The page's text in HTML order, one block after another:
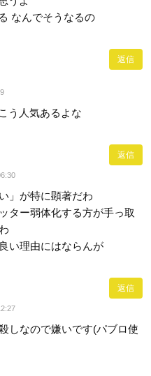
なんでそうなるの
返信
う人気あるよな
返信
」が特に顕著だわ
ター弱体化する方が手っ取
い理由にはならんが
返信
しなので嫌いです(パブロ使